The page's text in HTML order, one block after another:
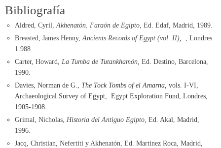
Bibliografía
Aldred, Cyril,Akhenatón. Faraón de Egipto , Ed. Edaf, Madrid, 1989.
Breasted, James Henny,Ancients Records of Egypt (vol. II),
, Londres
1.988
Carter, Howard, La Tumba de Tutankhamón, Ed. Destino, Barcelona,
1990.
Davies, Norman de G., The Tock Tombs of el Amarna, vols. I-VI,
Archaeological Survey of Egypt, Egypt Exploration Fund, Londres,
1905-1908.
Grimal, Nicholas, Historia del Antiguo Egipto, Ed. Akal, Madrid,
1996.
Jacq, Christian, Nefertiti y Akhenatón, Ed. Martinez Roca, Madrid,